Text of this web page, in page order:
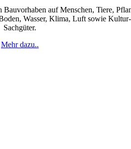
auf Menschen, Tiere,
Wasser, Klima, Luft sowie
Sachgüter.
Mehr dazu..